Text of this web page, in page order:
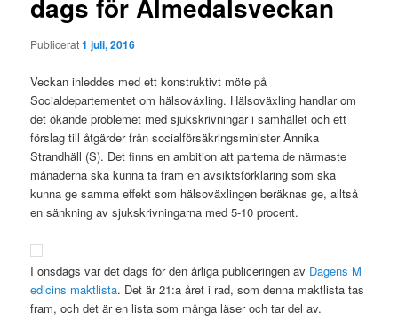
dags för Almedalsveckan
Publicerat1 juli, 2016
Veckan inleddes med ett konstruktivt möte på
Socialdepartementet om hälsoväxling. Hälsoväxling handlar om
det ökande problemet med sjukskrivningar i samhället och ett
förslag till åtgärder från socialförsäkringsminister Annika
Strandhäll (S). Det finns en ambition att parterna de närmaste
månaderna ska kunna ta fram en avsiktsförklaring som ska
kunna ge samma effekt som hälsoväxlingen beräknas ge, alltså
en sänkning av sjukskrivningarna med 5-10 procent.
I onsdags var det dags för den årliga publiceringen av Dagens M
edicins maktlista. Det är 21:a året i rad, som denna maktlista tas
fram, och det är en lista som många läser och tar del av.